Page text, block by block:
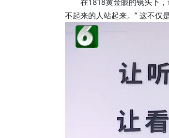
不起来的人站起来。” 这不仅